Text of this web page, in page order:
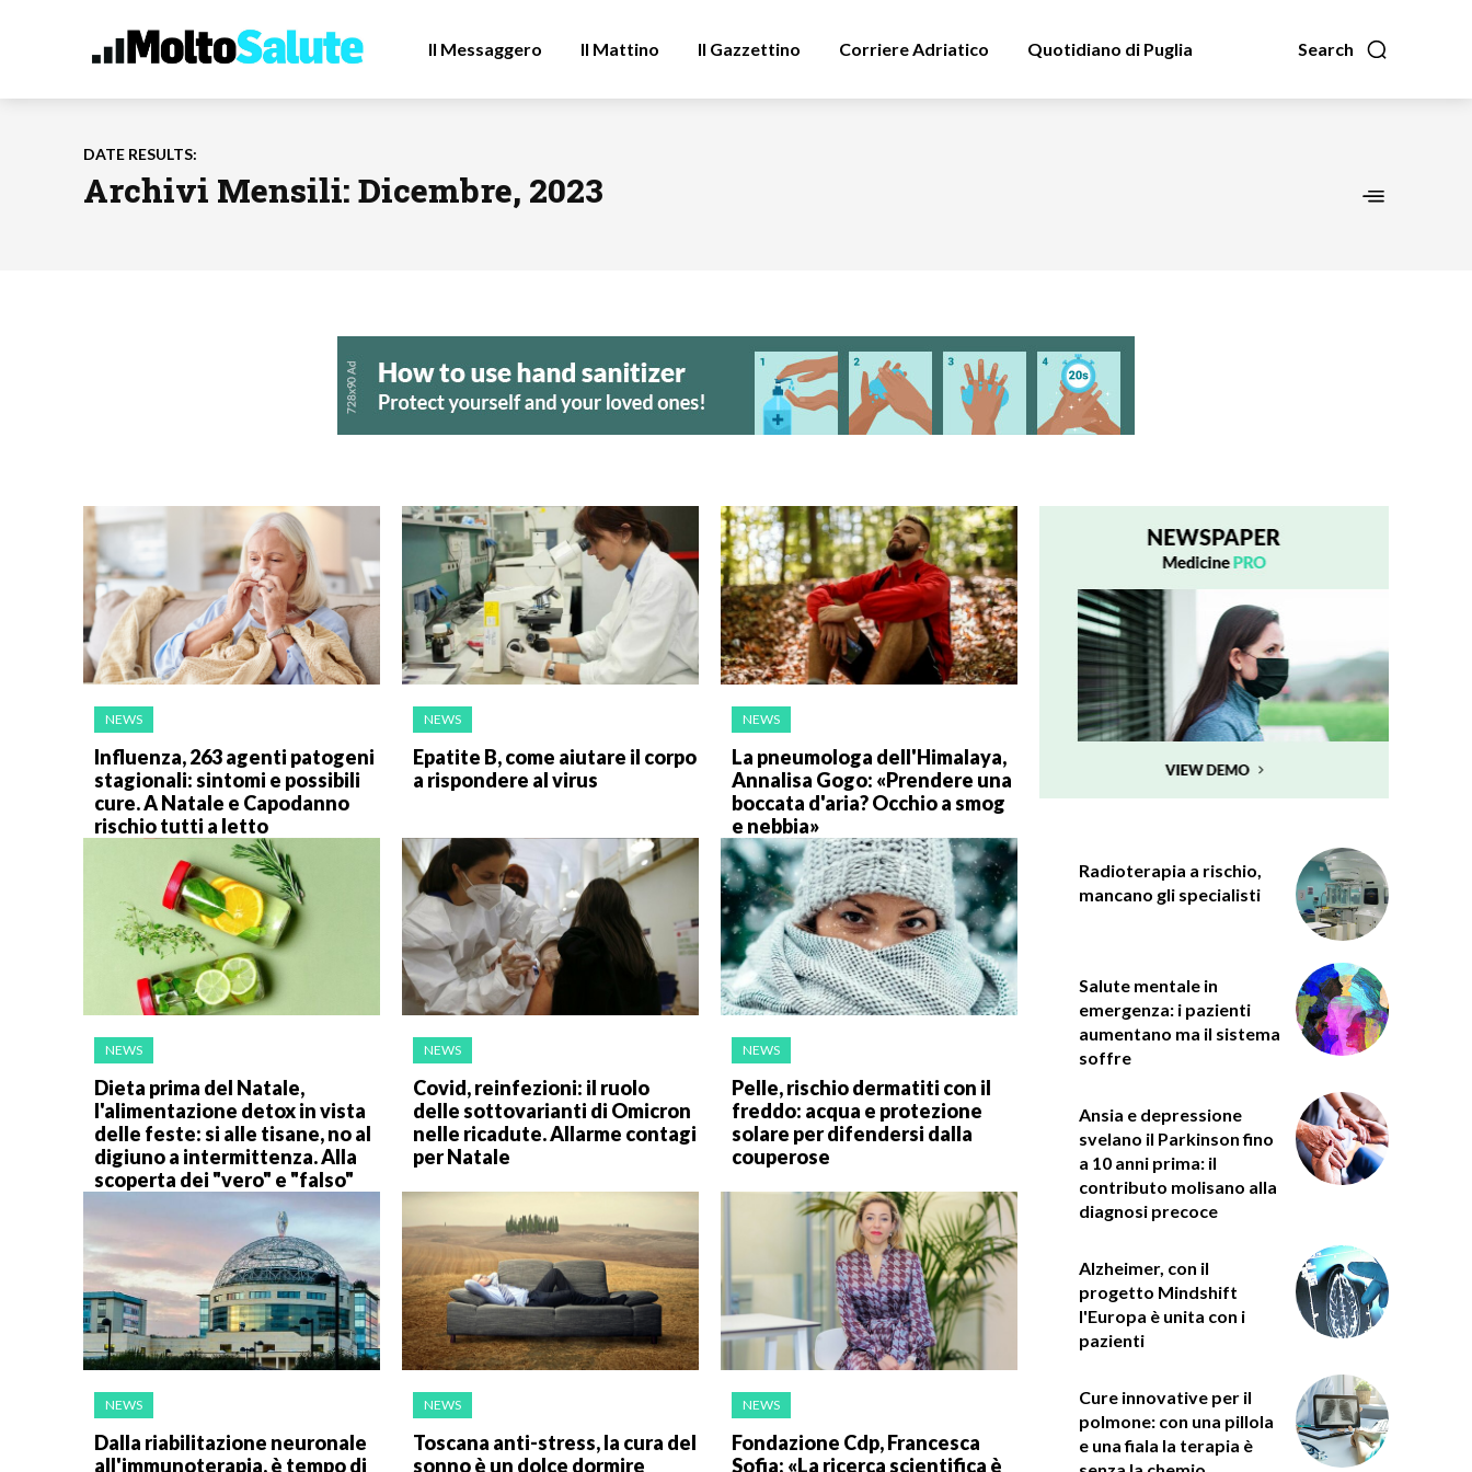
Search
Il Messaggero Il Mattino Il Gazzettino Corriere Adriatico Quotidiano di Puglia
DATE RESULTS:
Archivi Mensili: Dicembre, 2023
NEWS
Influenza, 263 agenti patogeni
stagionali: sintomi e possibili
cure. A Natale e Capodanno
rischio tutti a letto
NEWS
Epatite B, come aiutare il corpo
a rispondere al virus
NEWS
La pneumologa dell'Himalaya,
Annalisa Gogo: «Prendere una
boccata d'aria? Occhio a smog
e nebbia»
NEWS
Dieta prima del Natale,
l'alimentazione detox in vista
delle feste: si alle tisane, no al
digiuno a intermittenza. Alla
scoperta dei "vero" e "falso"
NEWS
Covid, reinfezioni: il ruolo
delle sottovarianti di Omicron
nelle ricadute. Allarme contagi
per Natale
NEWS
Pelle, rischio dermatiti con il
freddo: acqua e protezione
solare per difendersi dalla
couperose
NEWS
Dalla riabilitazione neuronale
all'immunoterapia, è tempo di
NEWS
Toscana anti-stress, la cura del
sonno è un dolce dormire
NEWS
Fondazione Cdp, Francesca
Sofia: «La ricerca scientifica è
Radioterapia a rischio,
mancano gli specialisti
Salute mentale in
emergenza: i pazienti
aumentano ma il sistema
soffre
Ansia e depressione
svelano il Parkinson fino
a 10 anni prima: il
contributo molisano alla
diagnosi precoce
Alzheimer, con il
progetto Mindshift
l'Europa è unita con i
pazienti
Cure innovative per il
polmone: con una pillola
e una fiala la terapia è